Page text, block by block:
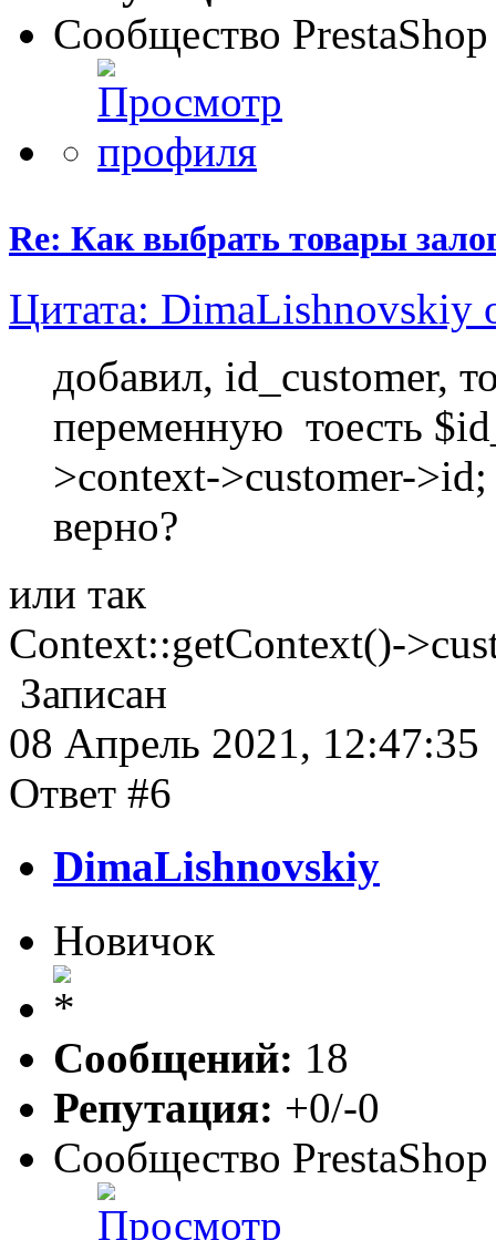
Сообщество PrestaShop
Re: Как выбрать товары
Цитата: DimaLishnovskiy
добавил, id_customer,
переменную тоесть
>context->customer->id;
верно?
или так
Context::getContext()-
Записан
08 Апрель 2021, 12:47:35
Ответ #6
DimaLishnovskiy
Новичок
Сообщений: 18
Репутация: +0/-0
Сообщество PrestaShop